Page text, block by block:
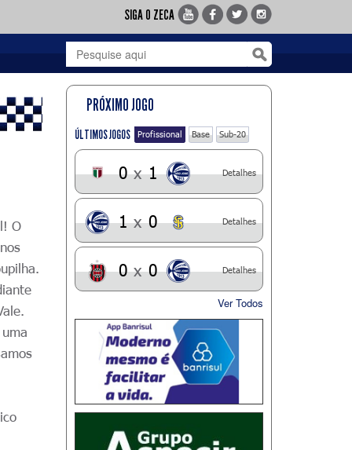
SIGA O ZECA
O
PRÓXIMO JOGO
ÚLTIMOS JOGOS Profissional Base Sub-20
0 x 1 Detalhes
1 x 0 Detalhes
0 x 0 Detalhes
Ver Todos